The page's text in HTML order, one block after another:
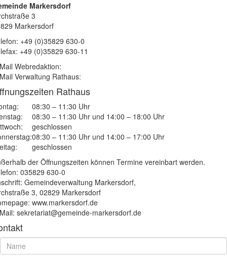
Markersdorf
3
Markersdorf
+49 (0)35829 630-0
+49 (0)35829 630-11
Webredaktion:
Verwaltung Rathaus:
Rathaus
08:30 – 11:30 Uhr
08:30 – 11:30 Uhr und 14:00 – 18:00 Uhr
geschlossen
08:30 – 11:30 Uhr und 14:00 – 17:00 Uhr
geschlossen
der Öffnungszeiten können Termine vereinbart werden.
035829 630-0
Gemeindeverwaltung Markersdorf,
3, 02829 Markersdorf
www.markersdorf.de
sekretariat@gemeinde-markersdorf.de